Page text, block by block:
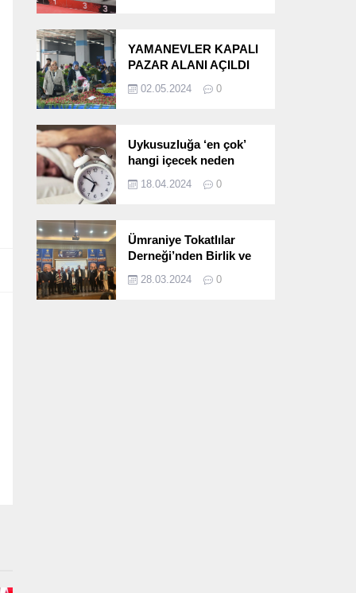
YAMANEVLER KAPALI
PAZAR ALANI AÇILDI
02.05.2024 0
Uykusuzluğa ‘en çok’
hangi içecek neden
18.04.2024 0
Ümraniye Tokatlılar
Derneği’nden Birlik ve
Programı
28.03.2024 0